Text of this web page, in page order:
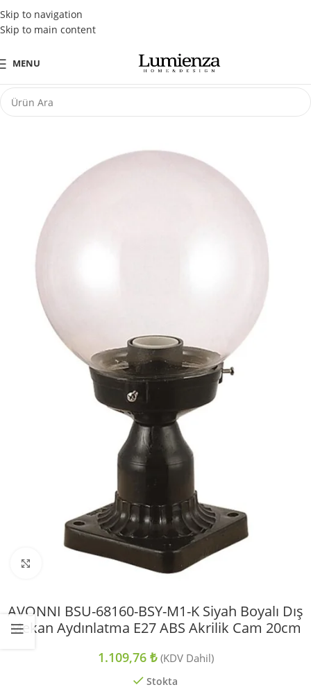
Skip to navigation
Skip to main content
Tüm Kredi Kartlarına Peşin Fiyatına 3 Taksit Fırsatı
MENU
Büyütmek için tıklayın
AVONNI BSU-68160-BSY-M1-K Siyah Boyalı Dış
Mekan Aydınlatma E27 ABS Akrilik Cam 20cm
1.109,76 ₺ (KDV Dahil)
Stokta